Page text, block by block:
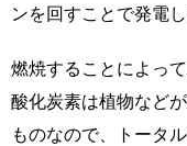
ンを回すことで発電し
燃焼することによっ
酸化炭素は植物など
ものなので、トータ